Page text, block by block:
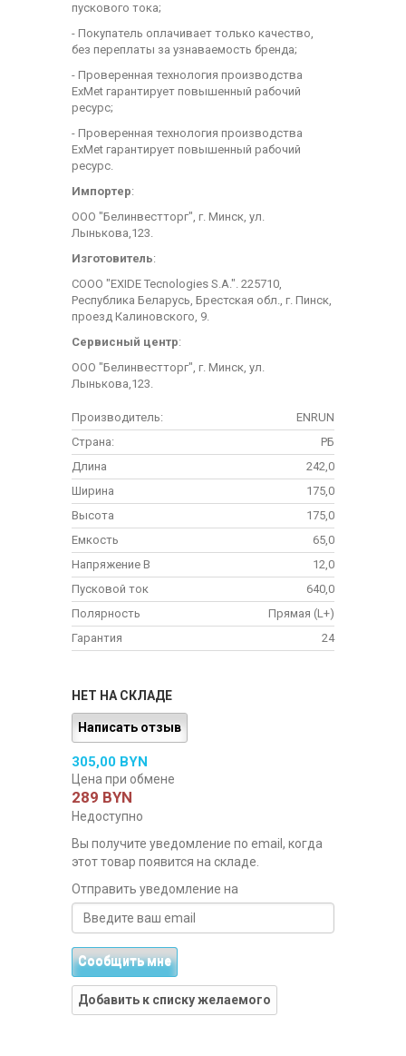
пускового тока;
- Покупатель оплачивает только качество,
без переплаты за узнаваемость бренда;
- Проверенная технология производства
ExMet гарантирует повышенный рабочий
ресурс;
- Проверенная технология производства
ExMet гарантирует повышенный рабочий
ресурс.
Импортер:
ООО "Белинвестторг", г. Минск, ул.
Лынькова,123.
Изготовитель:
СООО "EXIDE Tecnologies S.A.". 225710,
Республика Беларусь, Брестская обл., г. Пинск,
проезд Калиновского, 9.
Сервисный центр:
ООО "Белинвестторг", г. Минск, ул.
Лынькова,123.
Производитель:
ENRUN
Страна:
РБ
Длина
242,0
Ширина
175,0
Высота
175,0
Емкость
65,0
Напряжение В
12,0
Пусковой ток
640,0
Полярность
Прямая (L+)
Гарантия
24
НЕТ НА СКЛАДЕ
Написать отзыв
305,00 BYN
Цена при обмене
289 BYN
Недоступно
Вы получите уведомление по email, когда
этот товар появится на складе.
Отправить уведомление на
Сообщить мне
Добавить к списку желаемого